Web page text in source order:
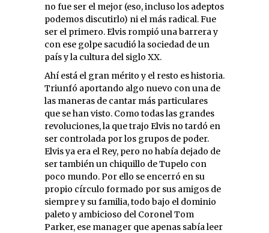
no fue ser el mejor (eso, incluso los adeptos
podemos discutirlo) ni el más radical. Fue
ser el primero. Elvis rompió una barrera y
con ese golpe sacudió la sociedad de un
país y la cultura del siglo XX.
Ahí está el gran mérito y el resto es historia.
Triunfó aportando algo nuevo con una de
las maneras de cantar más particulares
que se han visto. Como todas las grandes
revoluciones, la que trajo Elvis no tardó en
ser controlada por los grupos de poder.
Elvis ya era el Rey, pero no había dejado de
ser también un chiquillo de Tupelo con
poco mundo. Por ello se encerró en su
propio círculo formado por sus amigos de
siempre y su familia, todo bajo el dominio
paleto y ambicioso del Coronel Tom
Parker, ese manager que apenas sabía leer